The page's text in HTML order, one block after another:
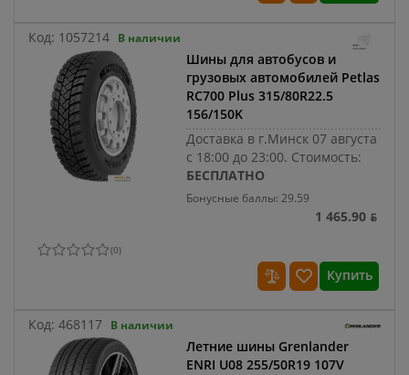
Код: 1057214 В наличии
Шины для автобусов и
грузовых автомобилей Petlas
RC700 Plus 315/80R22.5
156/150K
Доставка в г.Минск 07 августа
с 18:00 до 23:00. Стоимость:
БЕСПЛАТНО
Бонусные баллы: 29.59
1 465.90 ƃ
(0)
Купить
Код: 468117 В наличии
Летние шины Grenlander
ENRI U08 255/50R19 107V